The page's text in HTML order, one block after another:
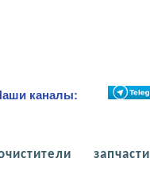
каналы:
запчасти